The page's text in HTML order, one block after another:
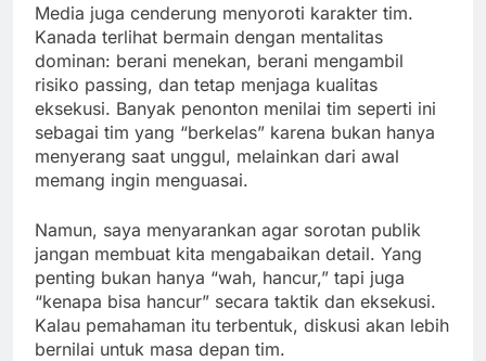
Media juga cenderung menyoroti karakter tim.
Kanada terlihat bermain dengan mentalitas
dominan: berani menekan, berani mengambil
risiko passing, dan tetap menjaga kualitas
eksekusi. Banyak penonton menilai tim seperti ini
sebagai tim yang “berkelas” karena bukan hanya
menyerang saat unggul, melainkan dari awal
memang ingin menguasai.
Namun, saya menyarankan agar sorotan publik
jangan membuat kita mengabaikan detail. Yang
penting bukan hanya “wah, hancur,” tapi juga
“kenapa bisa hancur” secara taktik dan eksekusi.
Kalau pemahaman itu terbentuk, diskusi akan lebih
bernilai untuk masa depan tim.